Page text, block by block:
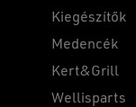
Kiegészítők
Medencék
Kert&Grill
Wellisparts